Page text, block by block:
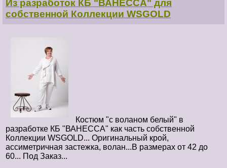
Из разработок КБ "ВАНЕССА" для
собственной Коллекции WSGOLD
Костюм "с воланом белый" в
разработке КБ "ВАНЕССА" как часть собственной
Коллекции WSGOLD... Оригинальный крой,
ассиметричная застежка, волан...В размерах от 42 до
60... Под Заказ...